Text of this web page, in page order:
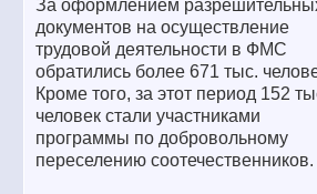
За оформлением
документов на осуществление
трудовой деятельности в ФМС
обратились более 671 тыс.
Кроме того, за этот период 152
человек стали участниками
программы по добровольному
переселению соотечественников.